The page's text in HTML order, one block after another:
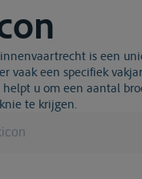
is een
vaak een specifiek
u om een aantal
te krijgen.